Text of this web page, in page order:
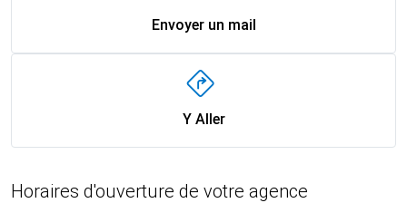
Envoyer un mail
Y Aller
Horaires d'ouverture de votre agence